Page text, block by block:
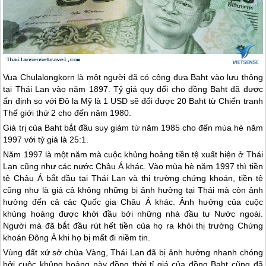
Vua Chulalongkorn là một người đã có công đưa Baht vào lưu thông
tại Thái Lan vào năm 1897. Tỷ giá quy đổi cho đồng Baht đã được
ấn định so với Đô la Mỹ là 1 USD sẽ đổi được 20 Baht từ Chiến tranh
Thế giới thứ 2 cho đến năm 1980.
Giá trị của Baht bắt đầu suy giảm từ năm 1985 cho đến mùa hè năm
1997 với tỷ giá là 25:1.
Năm 1997 là một năm mà cuộc khủng hoảng tiền tệ xuất hiện ở Thái
Lạn cũng như các nước Châu Á khác. Vào mùa hè năm 1997 thì tiền
tệ Châu Á bắt đầu tại Thái Lan và thị trường chứng khoán, tiền tệ
cũng như là giá cả không những bị ảnh hưởng tại Thái mà còn ảnh
hưởng đến cả các Quốc gia Châu Á khác. Ảnh hưởng của cuộc
khủng hoảng được khởi đầu bởi những nhà đầu tư Nước ngoài.
Người mà đã bắt đầu rút hết tiền của họ ra khỏi thị trường Chứng
khoán Đông Á khi họ bị mất đi niềm tin.
Vùng đất xứ sở chùa Vàng,Thái Lan đã bị ảnh hưởng nhanh chóng
bởi cuộc khủng hoảng này đồng thời tỉ giá của đồng Baht cũng đã